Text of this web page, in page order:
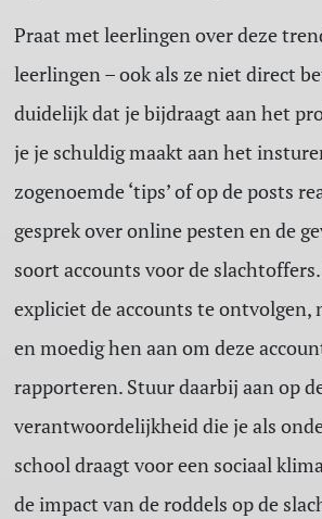
Praat met leerlingen over deze
leerlingen – ook als ze niet direct
duidelijk dat je bijdraagt aan het
je je schuldig maakt aan het
zogenoemde ‘tips’ of op de posts
gesprek over online pesten en de
soort accounts voor de
expliciet de accounts te ontvolgen,
en moedig hen aan om deze
rapporteren. Stuur daarbij aan op
verantwoordelijkheid die je als
school draagt voor een sociaal
de impact van de roddels op de